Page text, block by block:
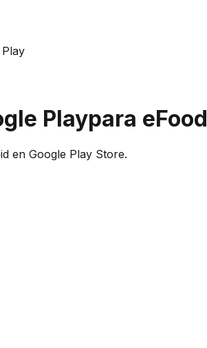
Playpara eFood
en Google Play Store.